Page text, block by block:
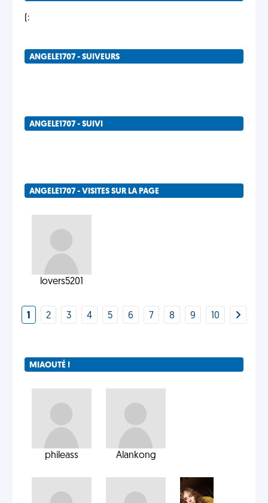
(:
ANGELE1707 - SUIVEURS
ANGELE1707 - SUIVI
ANGELE1707 - VISITES SUR LA PAGE
lovers5201
1 2 3 4 5 6 7 8 9 10
MIAOUTÉ !
phileass Alankong